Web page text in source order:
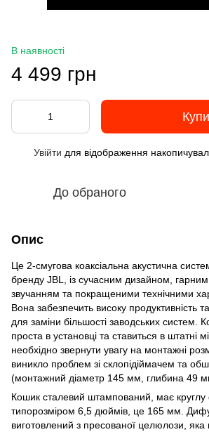
В наявності
4 499 грн
Увійти для відображення
До обраного
Опис
Це 2-смугова коаксіальна акустична
бренду JBL, із сучасним дизайном,
звучанням та покращеними технічними
Вона забезпечить високу продуктивність
для заміни більшості заводських систем.
проста в установці та ставиться в штатні
необхідно звернути увагу на монтажні
виникло проблем зі склопідіймачем та
(монтажний діаметр 145 мм, глибина 49
Кошик сталевий штампований, має
типорозміром 6,5 дюймів, це 165 мм.
виготовлений з пресованої целюлози, яка